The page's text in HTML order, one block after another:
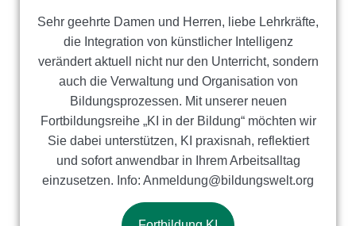
Sehr geehrte Damen und Herren, liebe Lehrkräfte,
die Integration von künstlicher Intelligenz
verändert aktuell nicht nur den Unterricht, sondern
auch die Verwaltung und Organisation von
Bildungsprozessen. Mit unserer neuen
Fortbildungsreihe „KI in der Bildung“ möchten wir
Sie dabei unterstützen, KI praxisnah, reflektiert
und sofort anwendbar in Ihrem Arbeitsalltag
einzusetzen. Info: Anmeldung@bildungswelt.org